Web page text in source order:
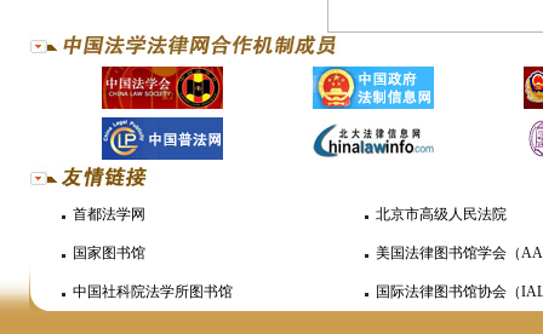
首都法学网 北京市高级人民法院
国家图书馆 美国法律图书馆学会（
中国社科院法学所图书馆 国际法律图书馆协会（